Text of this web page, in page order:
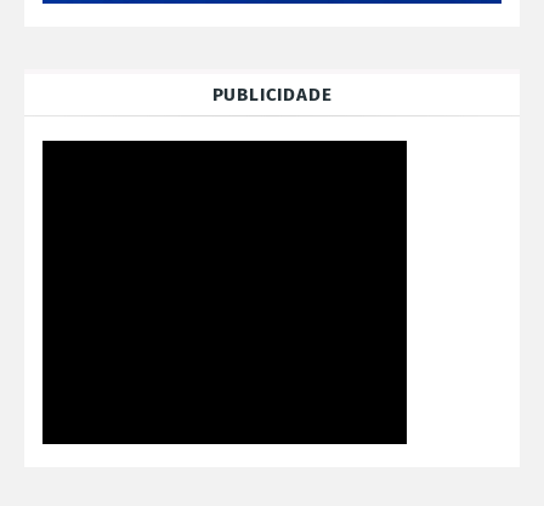
PUBLICIDADE